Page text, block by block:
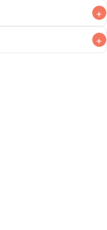
+
+
くお早めにお召